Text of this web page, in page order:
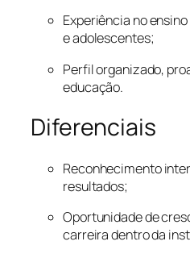
Experiência no
e adolescentes;
Perfil organizado,
educação.
Diferenciais
Reconhecimento
resultados;
Oportunidade de
carreira dentro da